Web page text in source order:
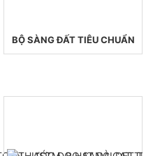
BỘ SÀNG ĐẤT TIÊU CHUẨN